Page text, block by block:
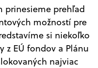
prinesieme prehľad
možností pre
si niekoľko
z EÚ fondov a Plánu
najviac